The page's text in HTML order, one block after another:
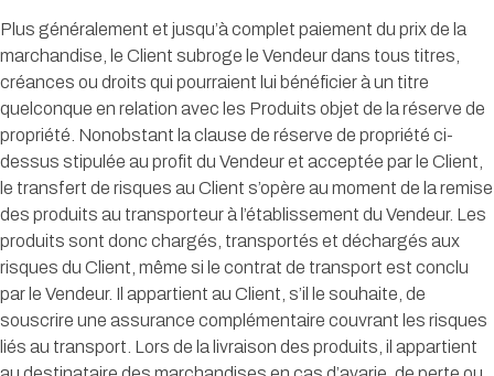
Plus généralement et jusqu’à complet paiement du prix de la
marchandise, le Client subroge le Vendeur dans tous titres,
créances ou droits qui pourraient lui bénéficier à un titre
quelconque en relation avec les Produits objet de la réserve de
propriété. Nonobstant la clause de réserve de propriété ci-
dessus stipulée au profit du Vendeur et acceptée par le Client,
le transfert de risques au Client s’opère au moment de la remise
des produits au transporteur à l’établissement du Vendeur. Les
produits sont donc chargés, transportés et déchargés aux
risques du Client, même si le contrat de transport est conclu
par le Vendeur. Il appartient au Client, s’il le souhaite, de
souscrire une assurance complémentaire couvrant les risques
liés au transport. Lors de la livraison des produits, il appartient